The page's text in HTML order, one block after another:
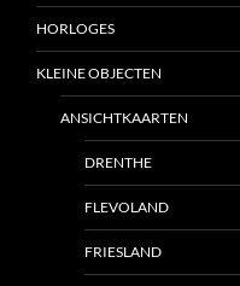
HORLOGES
KLEINE OBJECTEN
ANSICHTKAARTEN
DRENTHE
FLEVOLAND
FRIESLAND